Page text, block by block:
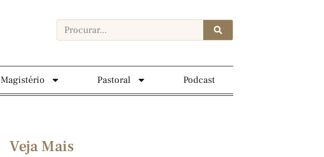
Magistério Pastoral Podcast
Veja Mais